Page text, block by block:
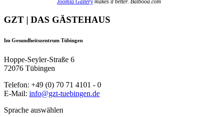
Joomla Gallerymakes it better. Balbooa.com
GZT | DAS GÄSTEHAUS
Im Gesundheitszentrum Tübingen
Hoppe-Seyler-Straße 6
72076 Tübingen
Telefon: +49 (0) 70 71 4101 - 0
E-Mail: info@gzt-tuebingen.de
Sprache auswählen